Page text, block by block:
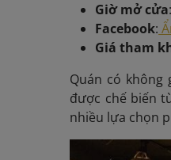
Giờ mở cửa
Facebook:
Giá tham
Quán có không
được chế biến
nhiều lựa chọn